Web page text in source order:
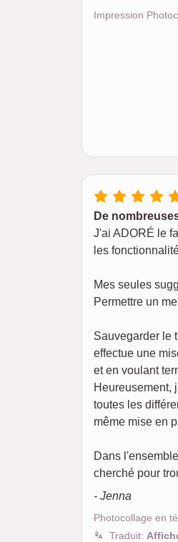
Impression
De
J'ai ADORÉ le
les
Mes seules
Permettre un
Sauvegarder le
effectue une
et en voulant
Heureusement,
toutes les
même mise en
Dans
cherché pour
- Jenna
Photocollage en
Traduit: